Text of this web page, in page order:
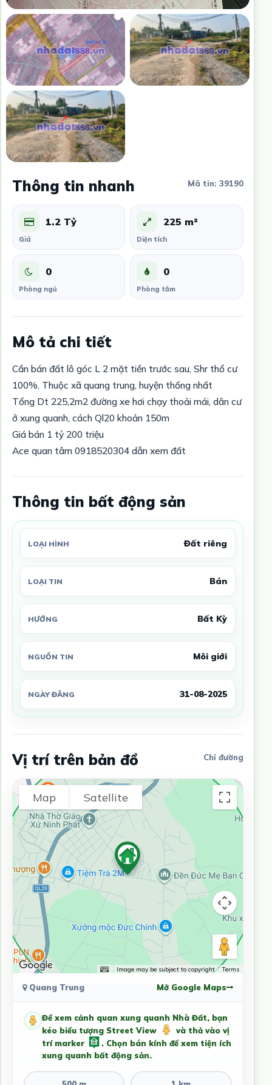
Thông tin nhanh Mã tin: 39190
1.2 Tỷ
Giá
225 m²
Diện tích
0
Phòng ngủ
0
Phòng tắm
Mô tả chi tiết
Cần bán đất lô góc L 2 mặt tiền trước sau, Shr thổ cư
100%. Thuộc xã quang trung, huyện thống nhất
Tổng Dt 225,2m2 đường xe hơi chạy thoải mái, dân cư
ở xung quanh, cách Ql20 khoản 150m
Giá bán 1 tỷ 200 triệu
Ace quan tâm 0918520304 dẫn xem đất
Thông tin bất động sản
LOẠI HÌNH Đất riêng
LOẠI TIN Bán
HƯỚNG Bất Kỳ
NGUỒN TIN Môi giới
NGÀY ĐĂNG 31-08-2025
Vị trí trên bản đồ Chỉ đường
Map Satellite
Image may be subject to copyright Terms
Quang Trung Mở Google Maps
Để xem cảnh quan xung quanh Nhà Đất, bạn
kéo biểu tượng Street View
và thả vào vị
trí marker
. Chọn bán kính để xem tiện ích
xung quanh bất động sản.